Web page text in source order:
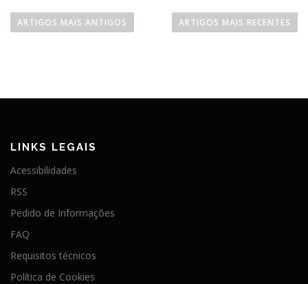
a
o
d
a
r
t
i
g
ARTIGOS MAIS ANTIGOS ARTIGOS MAIS RECENTES
LINKS LEGAIS
Acessibilidades
RSS
Pedido de Informações
FAQ
Requisitos técnicos
Política de Cookies